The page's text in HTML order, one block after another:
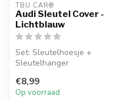
TBU CAR®
Audi Sleutel Cover -
Lichtblauw
Set: Sleutelhoesje +
Sleutelhanger
€8,99
Op voorraad